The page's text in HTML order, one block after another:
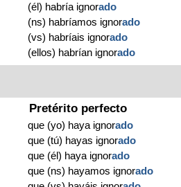
(él) habría ignorado
(ns) habríamos ignorado
(vs) habríais ignorado
(ellos) habrían ignorado
Pretérito perfecto
que (yo) haya ignorado
que (tú) hayas ignorado
que (él) haya ignorado
que (ns) hayamos ignorado